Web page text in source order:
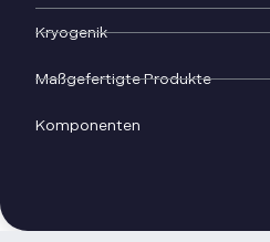
Kryogenik
Maßgefertigte Produkte
Komponenten